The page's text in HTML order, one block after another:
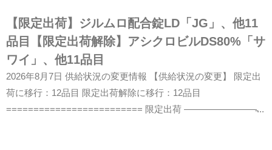
【限定出荷】ジルムロ配合錠LD「JG」、他11
品目【限定出荷解除】アシクロビルDS80%「サ
ワイ」、他11品目
2026年8月7日 供給状況の変更情報 【供給状況の変更】 限定出
荷に移行：12品目 限定出荷解除に移行：12品目
========================= 限定出荷 ————————̵...